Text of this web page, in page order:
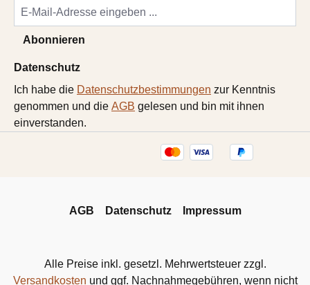
Abonnieren
Datenschutz
Ich habe die Datenschutzbestimmungen zur Kenntnis
genommen und die AGB gelesen und bin mit ihnen
einverstanden.
AGB Datenschutz Impressum
Alle Preise inkl. gesetzl. Mehrwertsteuer zzgl.
Versandkosten und ggf. Nachnahmegebühren, wenn nicht